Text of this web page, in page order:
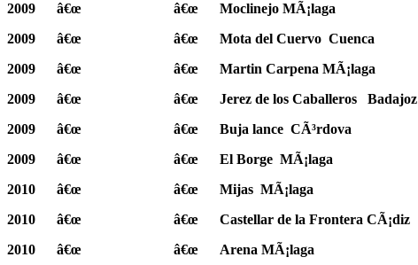
2009 â€œ â€œ
Moclinejo MÃ¡laga
2009
â€œ â€œ Mota del Cuervo Cuenca
2009
â€œ â€œ
Martin Carpena MÃ¡laga
2009
â€œ â€œ Jerez de los Caballeros
Badajoz
2009
â€œ â€œ Buja lance CÃ³rdova
2009
â€œ â€œ El Borge MÃ¡laga
2010
â€œ â€œ Mijas MÃ¡laga
2010
â€œ â€œ
Castellar de la Frontera CÃ¡diz
2010
â€œ â€œ Arena MÃ¡laga